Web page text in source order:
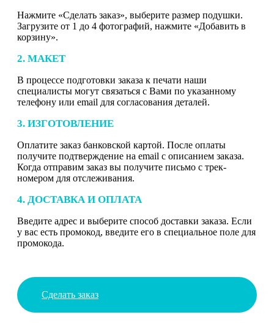
Нажмите «Сделать заказ», выберите размер подушки.
Загрузите от 1 до 4 фотографий, нажмите «Добавить в
корзину».
2. МАКЕТ
В процессе подготовки заказа к печати наши
специалисты могут связаться с Вами по указанному
телефону или email для согласования деталей.
3. ИЗГОТОВЛЕНИЕ
Оплатите заказ банковской картой. После оплаты
получите подтверждение на email с описанием заказа.
Когда отправим заказ вы получите письмо с трек-
номером для отслеживания.
4. ДОСТАВКА И ОПЛАТА
Введите адрес и выберите способ доставки заказа. Если
у вас есть промокод, введите его в специальное поле для
промокода.
Сделать заказ